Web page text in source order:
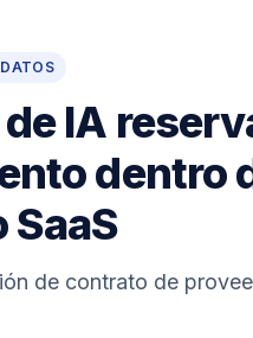
IA
dentro
de contrato de